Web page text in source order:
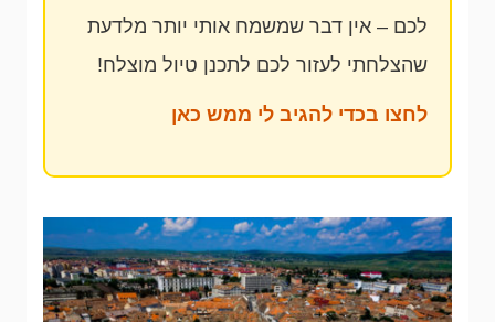
לכם – אין דבר שמשמח אותי יותר מלדעת
שהצלחתי לעזור לכם לתכנן טיול מוצלח!
לחצו בכדי להגיב לי ממש כאן